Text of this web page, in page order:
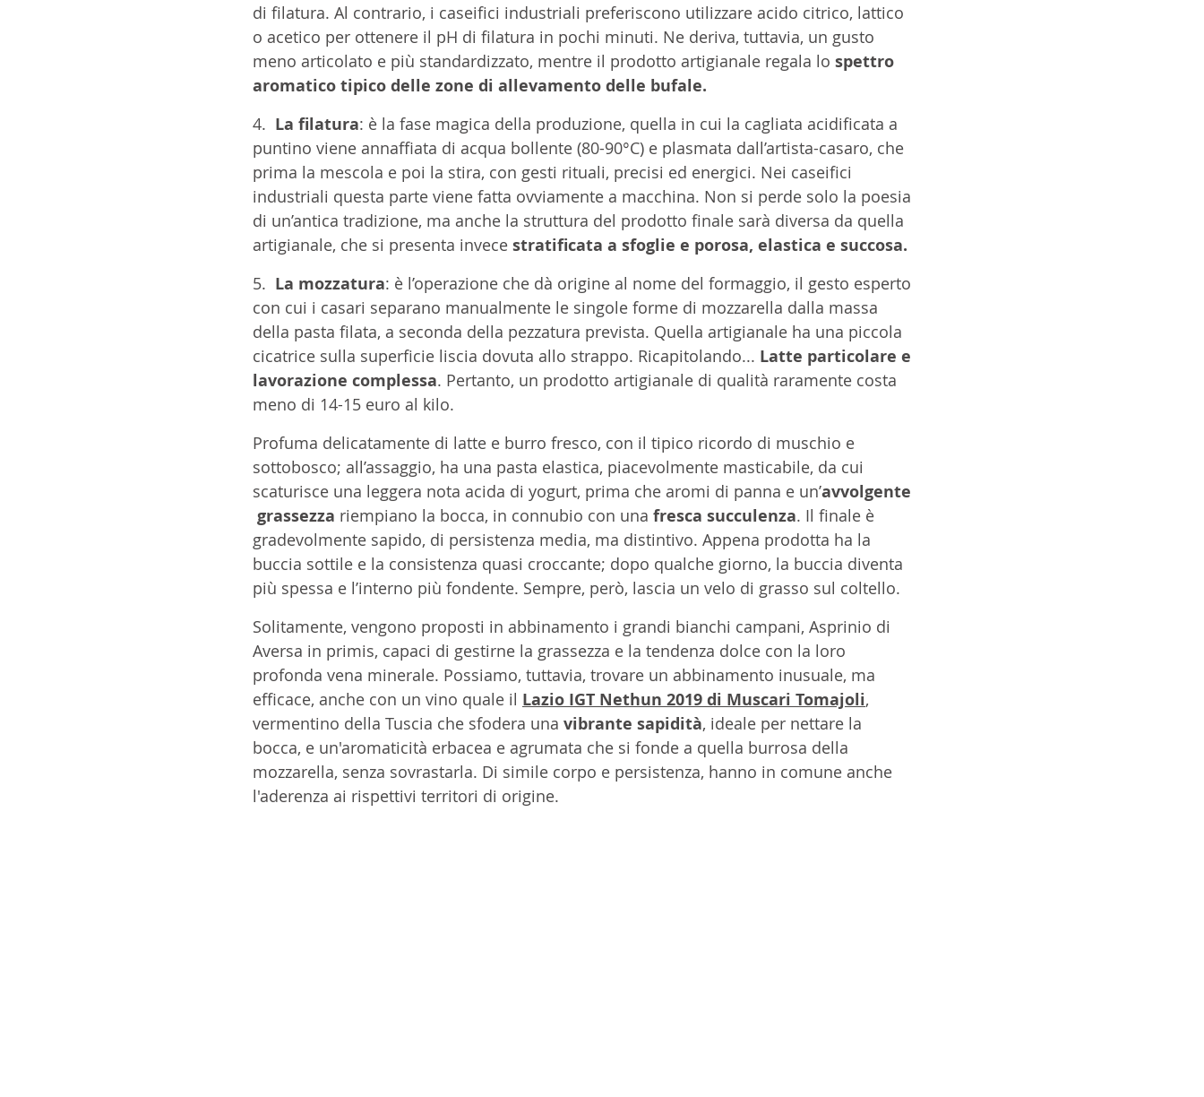
di filatura. Al contrario, i caseifici industriali preferiscono utilizzare acido citrico, lattico
o acetico per ottenere il pH di filatura in pochi minuti. Ne deriva, tuttavia, un gusto
meno articolato e più standardizzato, mentre il prodotto artigianale regala lo spettro
aromatico tipico delle zone di allevamento delle bufale.
4. La filatura: è la fase magica della produzione, quella in cui la cagliata acidificata a
puntino viene annaffiata di acqua bollente (80-90°C) e plasmata dall’artista-casaro, che
prima la mescola e poi la stira, con gesti rituali, precisi ed energici. Nei caseifici
industriali questa parte viene fatta ovviamente a macchina. Non si perde solo la poesia
di un’antica tradizione, ma anche la struttura del prodotto finale sarà diversa da quella
artigianale, che si presenta invece stratificata a sfoglie e porosa, elastica e succosa.
5. La mozzatura: è l’operazione che dà origine al nome del formaggio, il gesto esperto
con cui i casari separano manualmente le singole forme di mozzarella dalla massa
della pasta filata, a seconda della pezzatura prevista. Quella artigianale ha una piccola
cicatrice sulla superficie liscia dovuta allo strappo. Ricapitolando... Latte particolare e
lavorazione complessa. Pertanto, un prodotto artigianale di qualità raramente costa
meno di 14-15 euro al kilo.
Profuma delicatamente di latte e burro fresco, con il tipico ricordo di muschio e
sottobosco; all’assaggio, ha una pasta elastica, piacevolmente masticabile, da cui
scaturisce una leggera nota acida di yogurt, prima che aromi di panna e un’avvolgente
grassezza riempiano la bocca, in connubio con una fresca succulenza. Il finale è
gradevolmente sapido, di persistenza media, ma distintivo. Appena prodotta ha la
buccia sottile e la consistenza quasi croccante; dopo qualche giorno, la buccia diventa
più spessa e l’interno più fondente. Sempre, però, lascia un velo di grasso sul coltello.
Solitamente, vengono proposti in abbinamento i grandi bianchi campani, Asprinio di
Aversa in primis, capaci di gestirne la grassezza e la tendenza dolce con la loro
profonda vena minerale. Possiamo, tuttavia, trovare un abbinamento inusuale, ma
efficace, anche con un vino quale il Lazio IGT Nethun 2019 di Muscari Tomajoli,
vermentino della Tuscia che sfodera una vibrante sapidità, ideale per nettare la
bocca, e un'aromaticità erbacea e agrumata che si fonde a quella burrosa della
mozzarella, senza sovrastarla. Di simile corpo e persistenza, hanno in comune anche
l'aderenza ai rispettivi territori di origine.